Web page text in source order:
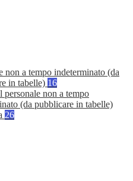
non a tempo indeterminato (da
in tabelle) 16
personale non a tempo
(da pubblicare in tabelle)
26